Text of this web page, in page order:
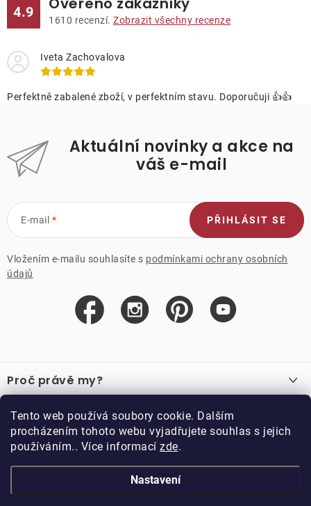
Tento web používá soubory cookie. Dalším
procházením tohoto webu vyjadřujete souhlas s jejich
používáním.. Více informací zde.
Nastavení
4.9 1610 recenzí. Zobrazit všechny recenze
Iveta Zachovalova
Perfektně zabalené zboží, v perfektním stavu. Doporučuji 👍👍
Aktuální novinky a akce na
váš e-mail
E-mail
Vložením e-mailu souhlasíte s podmínkami ochrany osobních
údajů
PŘIHLÁSIT SE
á
p
a
Proč právě my?
Recenze
Důležité odkazy
Velkoobchod
Vzorková prodejna
Kariéra
O nákupu
Obchodní podmínky